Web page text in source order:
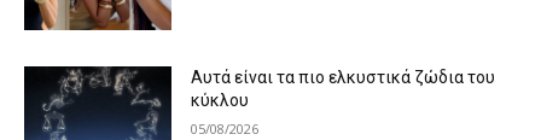
Αυτά είναι τα πιο ελκυστικά ζώδια του
κύκλου
05/08/2026